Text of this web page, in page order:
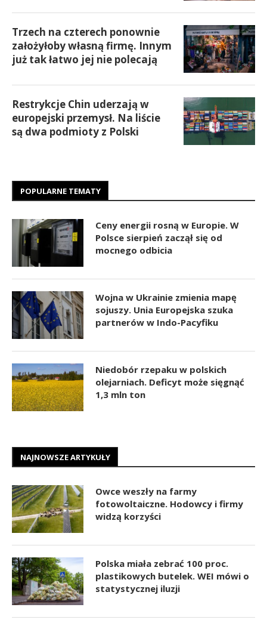
Trzech na czterech ponownie
założyłoby własną firmę. Innym
już tak łatwo jej nie polecają
Restrykcje Chin uderzają w
europejski przemysł. Na liście
są dwa podmioty z Polski
POPULARNE TEMATY
Ceny energii rosną w Europie. W
Polsce sierpień zaczął się od
mocnego odbicia
Wojna w Ukrainie zmienia mapę
sojuszy. Unia Europejska szuka
partnerów w Indo-Pacyfiku
Niedobór rzepaku w polskich
olejarniach. Deficyt może sięgnąć
1,3 mln ton
NAJNOWSZE ARTYKUŁY
Owce weszły na farmy
fotowoltaiczne. Hodowcy i firmy
widzą korzyści
Polska miała zebrać 100 proc.
plastikowych butelek. WEI mówi o
statystycznej iluzji